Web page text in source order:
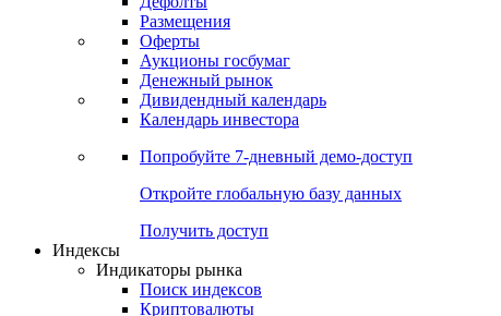
Получить доступ
Календарь
Календарь событий
Дефолты
Размещения
Оферты
Аукционы госбумаг
Денежный рынок
Дивидендный календарь
Календарь инвестора
Попробуйте7-дневный
Получить доступ